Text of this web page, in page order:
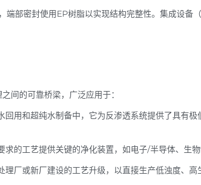
端部密封使用EP树脂以实现结构完整性。集成设备
间的可靠桥梁，广泛应用于：
回用和超纯水制备中，它为反渗透系统提供了具有
求的工艺提供关键的净化装置，如电子/半导体、生物
理厂或新厂建设的工艺升级，以直接生产低浊度、高